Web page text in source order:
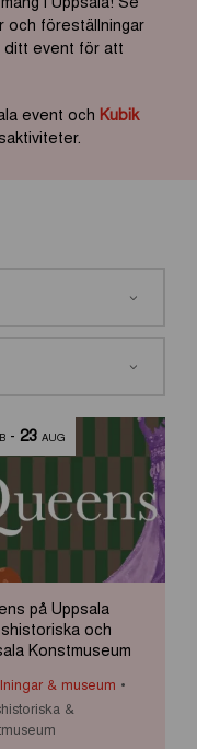
och föreställningar
event för att
event och Kubik
- 23 AUG
på Uppsala
och
Konstmuseum
& museum
&